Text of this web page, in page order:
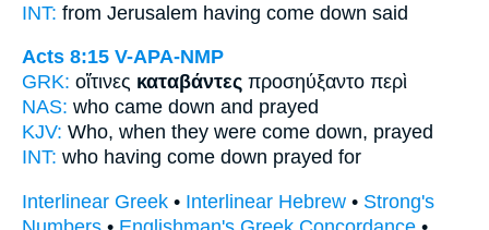
INT: from Jerusalem having come down said
Acts 8:15 V-APA-NMP
GRK: οἵτινες καταβάντες προσηύξαντο περὶ
NAS: who came down and prayed
KJV: Who, when they were come down, prayed
INT: who having come down prayed for
Interlinear Greek • Interlinear Hebrew • Strong's